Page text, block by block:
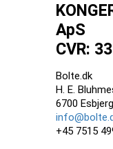
ApS
CVR:
Bolte.dk
H. E.
6700 Esbjerg
+45 7515